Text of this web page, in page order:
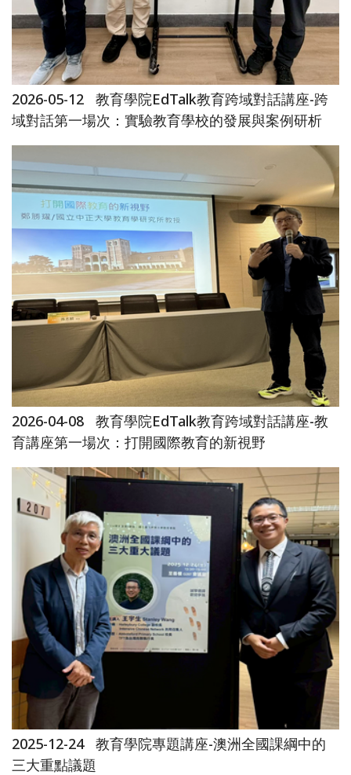
2026-05-12
教育學院EdTalk教育跨域對話講座-跨
域對話第一場次：實驗教育學校的發展與案例研析
2026-04-08
教育學院EdTalk教育跨域對話講座-教
育講座第一場次：打開國際教育的新視野
2025-12-24 教育學院專題講座-澳洲全國課綱中的
三大重點議題